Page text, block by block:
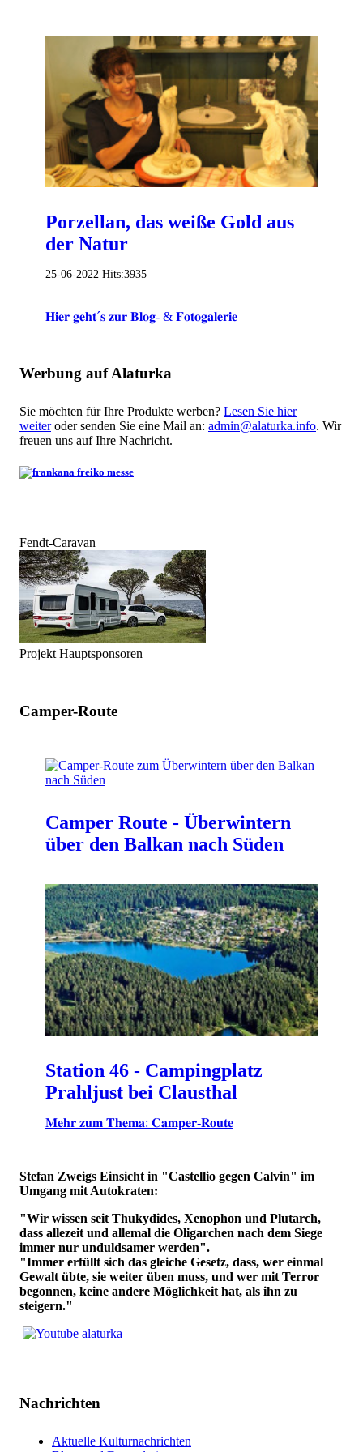
Porzellan, das weiße Gold aus
der Natur
25-06-2022 Hits:3935
𝐇𝐢𝐞𝐫 𝐠𝐞𝐡𝐭´𝐬 𝐳𝐮𝐫 𝐁𝐥𝐨𝐠- & 𝐅𝐨𝐭𝐨𝐠𝐚𝐥𝐞𝐫𝐢𝐞
Werbung auf Alaturka
Sie möchten für Ihre Produkte werben? Lesen Sie hier
weiteroder senden Sie eine Mail an: admin@alaturka.info. Wir
freuen uns auf Ihre Nachricht.
Fendt-Caravan
Projekt Hauptsponsoren
Camper-Route
Camper Route - Überwintern
über den Balkan nach Süden
Station 46 - Campingplatz
Prahljust bei Clausthal
𝐌𝐞𝐡𝐫 𝐳𝐮𝐦 𝐓𝐡𝐞𝐦𝐚: 𝐂𝐚𝐦𝐩𝐞𝐫-𝐑𝐨𝐮𝐭𝐞
Stefan Zweigs Einsicht in "Castellio gegen Calvin" im
Umgang mit Autokraten:
"Wir wissen seit Thukydides, Xenophon und Plutarch,
dass allezeit und allemal die Oligarchen nach dem Siege
immer nur unduldsamer werden".
"Immer erfüllt sich das gleiche Gesetz, dass, wer einmal
Gewalt übte, sie weiter üben muss, und wer mit Terror
begonnen, keine andere Möglichkeit hat, als ihn zu
steigern."
Nachrichten
Aktuelle Kulturnachrichten